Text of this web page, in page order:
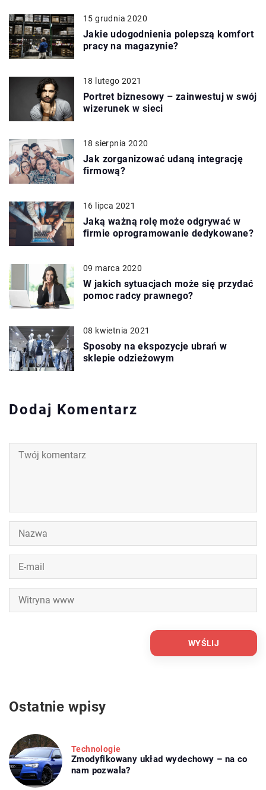
15 grudnia 2020
Jakie udogodnienia polepszą komfort
pracy na magazynie?
18 lutego 2021
Portret biznesowy – zainwestuj w swój
wizerunek w sieci
18 sierpnia 2020
Jak zorganizować udaną integrację
firmową?
16 lipca 2021
Jaką ważną rolę może odgrywać w
firmie oprogramowanie dedykowane?
09 marca 2020
W jakich sytuacjach może się przydać
pomoc radcy prawnego?
08 kwietnia 2021
Sposoby na ekspozycje ubrań w
sklepie odzieżowym
Dodaj Komentarz
Ostatnie wpisy
Technologie
Zmodyfikowany układ wydechowy – na co
nam pozwala?